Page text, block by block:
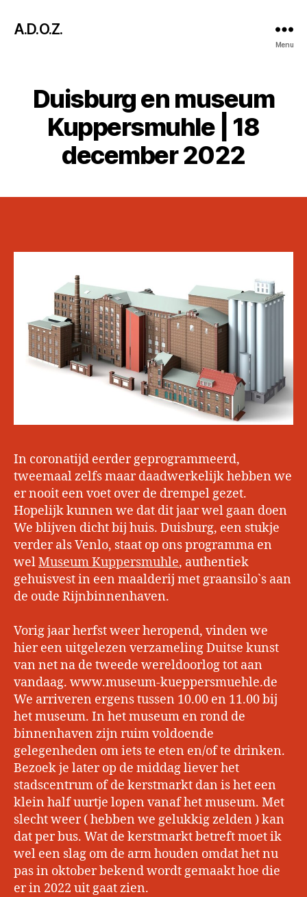
A.D.O.Z.
Menu
Duisburg en museum
Kuppersmuhle | 18
december 2022
In coronatijd eerder geprogrammeerd,
tweemaal zelfs maar daadwerkelijk hebben we
er nooit een voet over de drempel gezet.
Hopelijk kunnen we dat dit jaar wel gaan doen
We blijven dicht bij huis. Duisburg, een stukje
verder als Venlo, staat op ons programma en
welMuseum Kuppersmuhle, authentiek
gehuisvest in een maalderij met graansilo`s aan
de oude Rijnbinnenhaven.
Vorig jaar herfst weer heropend, vinden we
hier een uitgelezen verzameling Duitse kunst
van net na de tweede wereldoorlog tot aan
vandaag. www.museum-kueppersmuehle.de
We arriveren ergens tussen 10.00 en 11.00 bij
het museum. In het museum en rond de
binnenhaven zijn ruim voldoende
gelegenheden om iets te eten en/of te drinken.
Bezoek je later op de middag liever het
stadscentrum of de kerstmarkt dan is het een
klein half uurtje lopen vanaf het museum. Met
slecht weer ( hebben we gelukkig zelden ) kan
dat per bus. Wat de kerstmarkt betreft moet ik
wel een slag om de arm houden omdat het nu
pas in oktober bekend wordt gemaakt hoe die
er in 2022 uit gaat zien.